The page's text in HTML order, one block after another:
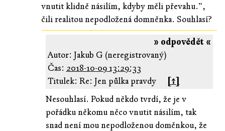
vnutit klidně násilím, kdyby měli převahu.",
čili realitou nepodložená domněnka. Souhlasí?
» odpovědět «
Autor: Jakub G (neregistrovaný)
Čas: 2018-10-09 13:29:33
Titulek: Re: Jen půlka pravdy
[↑]
Nesouhlasí. Pokud někdo tvrdí, že je v
pořádku někomu něco vnutit násilím, tak
snad není mou nepodloženou doměnkou, že